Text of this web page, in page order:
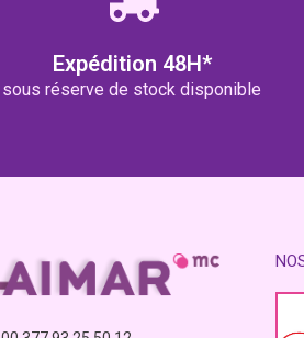
Expédition 48H*
sous réserve de stock disponible